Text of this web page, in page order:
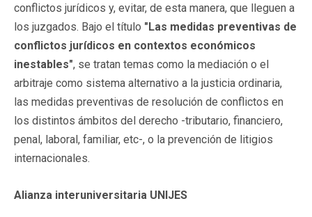
conflictos jurídicos y, evitar, de esta manera, que lleguen a
los juzgados. Bajo el título "Las medidas preventivas de
conflictos jurídicos en contextos económicos
inestables", se tratan temas como la mediación o el
arbitraje como sistema alternativo a la justicia ordinaria,
las medidas preventivas de resolución de conflictos en
los distintos ámbitos del derecho -tributario, financiero,
penal, laboral, familiar, etc-, o la prevención de litigios
internacionales.
Alianza interuniversitaria UNIJES